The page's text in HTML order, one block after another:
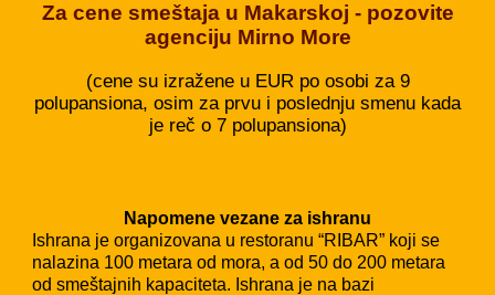
Za cene smeštaja u Makarskoj - pozovite
agenciju Mirno More
(cene su izražene u EUR po osobi za 9
polupansiona, osim za prvu i poslednju smenu kada
je reč o 7 polupansiona)
Napomene vezane za ishranu
Ishrana je organizovana u restoranu “RIBAR” koji se
nalazina 100 metara od mora, a od 50 do 200 metara
od smeštajnih kapaciteta. Ishrana je na bazi